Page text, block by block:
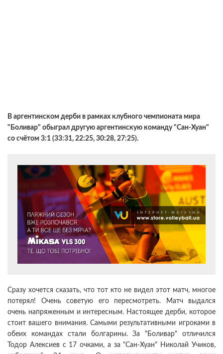
В аргентинском дерби в рамках клубного чемпионата мира
"Боливар" обыграл другую аргентинскую команду "Сан-Хуан"
со счётом 3:1 (33:31, 22:25, 30:28, 27:25).
Сразу хочется сказать, что тот кто не видел этот матч, многое
потерял! Очень советую его пересмотреть. Матч выдался
очень напряженным и интересным. Настоящее дерби, которое
стоит вашего внимания. Самыми результативными игроками в
обеих командах стали болгарины. За "Боливар" отличился
Тодор Алексиев с 17 очками, а за "Сан-Хуан" Николай Учиков,